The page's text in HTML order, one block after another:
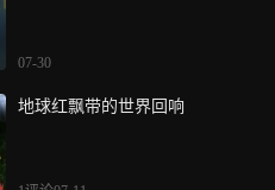
07-30
地球红飘带的世界回响